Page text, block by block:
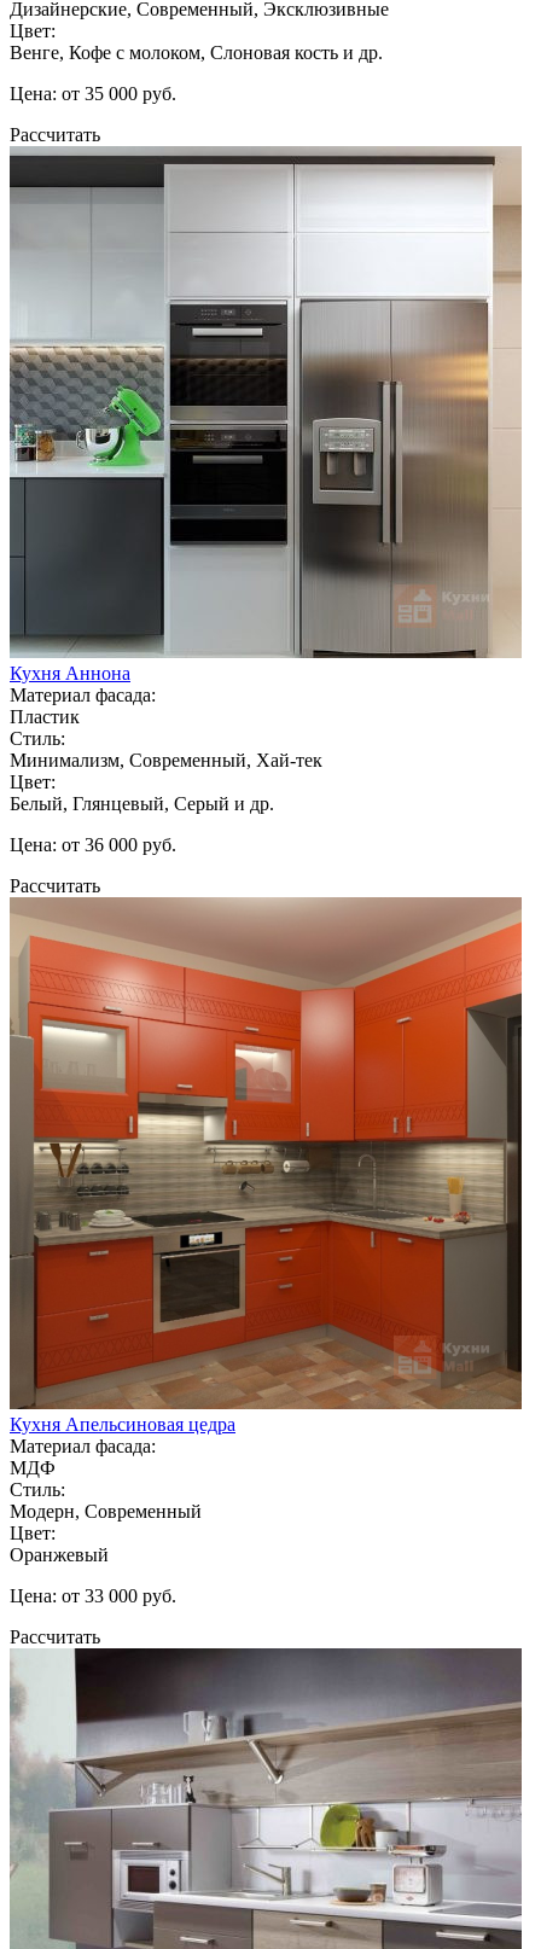
Дизайнерские, Современный, Эксклюзивные
Цвет:
Венге, Кофе с молоком, Слоновая кость и др.
Цена: от 35 000 руб.
Рассчитать
Кухня Аннона
Материал фасада:
Пластик
Стиль:
Минимализм, Современный, Хай-тек
Цвет:
Белый, Глянцевый, Серый и др.
Цена: от 36 000 руб.
Рассчитать
Кухня Апельсиновая цедра
Материал фасада:
МДФ
Стиль:
Модерн, Современный
Цвет:
Оранжевый
Цена: от 33 000 руб.
Рассчитать